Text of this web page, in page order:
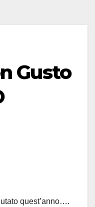
Gusto
quest’anno….